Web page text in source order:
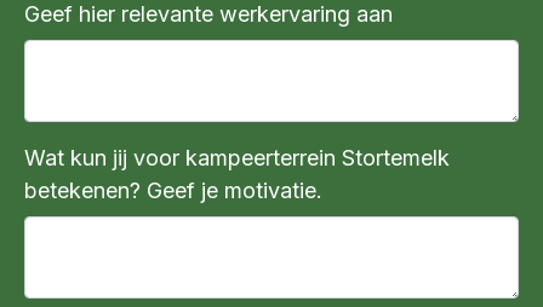
Geef hier relevante werkervaring aan
Wat kun jij voor kampeerterrein Stortemelk
betekenen? Geef je motivatie.